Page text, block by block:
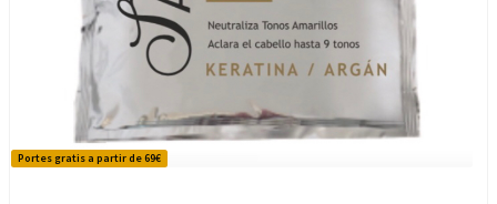
Portes gratis a partir de 69€